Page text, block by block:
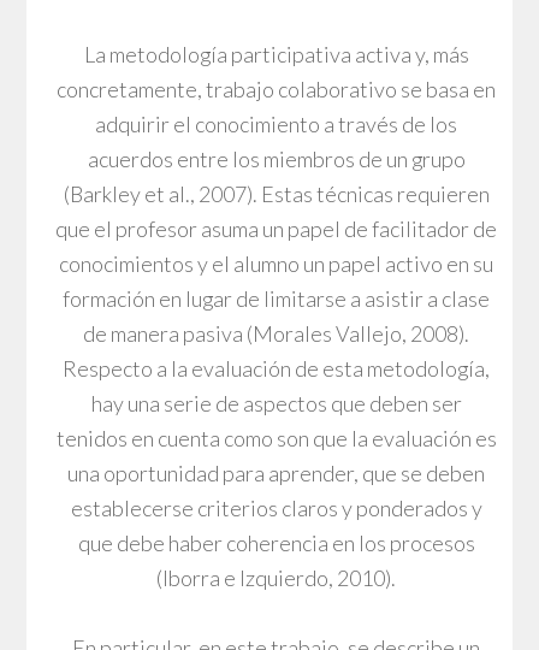
La metodología participativa activa y, más
concretamente, trabajo colaborativo se basa en
adquirir el conocimiento a través de los
acuerdos entre los miembros de un grupo
(Barkley et al., 2007). Estas técnicas requieren
que el profesor asuma un papel de facilitador de
conocimientos y el alumno un papel activo en su
formación en lugar de limitarse a asistir a clase
de manera pasiva (Morales Vallejo, 2008).
Respecto a la evaluación de esta metodología,
hay una serie de aspectos que deben ser
tenidos en cuenta como son que la evaluación es
una oportunidad para aprender, que se deben
establecerse criterios claros y ponderados y
que debe haber coherencia en los procesos
(Iborra e Izquierdo, 2010).